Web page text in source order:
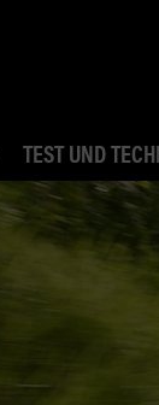
TEST UND